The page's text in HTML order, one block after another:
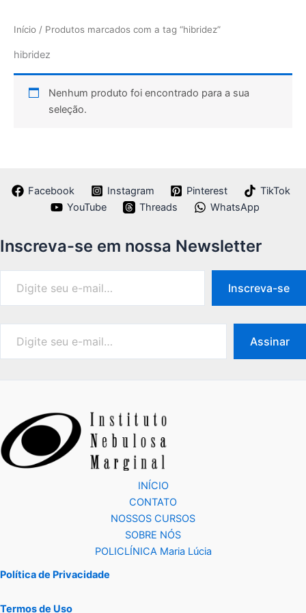
Início / Produtos marcados com a tag “hibridez”
hibridez
Nenhum produto foi encontrado para a sua
seleção.
Facebook Instagram Pinterest
TikTok
YouTube
Threads WhatsApp
Inscreva-se em nossa Newsletter
Inscreva-se
Assinar
INÍCIO
CONTATO
NOSSOS CURSOS
SOBRE NÓS
POLICLÍNICA Maria Lúcia
Política de Privacidade
Termos de Uso